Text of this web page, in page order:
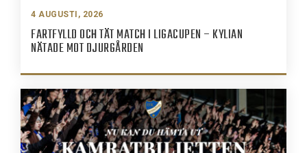
4 AUGUSTI, 2026
FARTFYLLD OCH TÄT MATCH I LIGACUPEN – KYLIAN
NÄTADE MOT DJURGÅRDEN